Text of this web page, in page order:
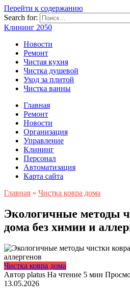
Перейти к содержанию
Search for:
Клининг 2050
Новости
Ремонт
Чистая кухня
Чистка душевой
Уход за плитой
Чистка ванны
Главная
Ремонт
Новости
Организация
Управление
Клининг
Персонал
Автоматизация
Карта сайта
Главная » Чистка ковра дома
Экологичные методы
дома без химии и
Чистка ковра дома
Автор platus На чтение 5 мин
13.05.2026